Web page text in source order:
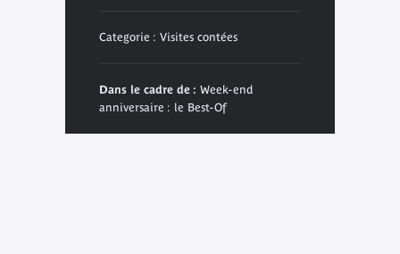
Categorie : Visites contées
Dans le cadre de : Week-end
anniversaire : le Best-Of